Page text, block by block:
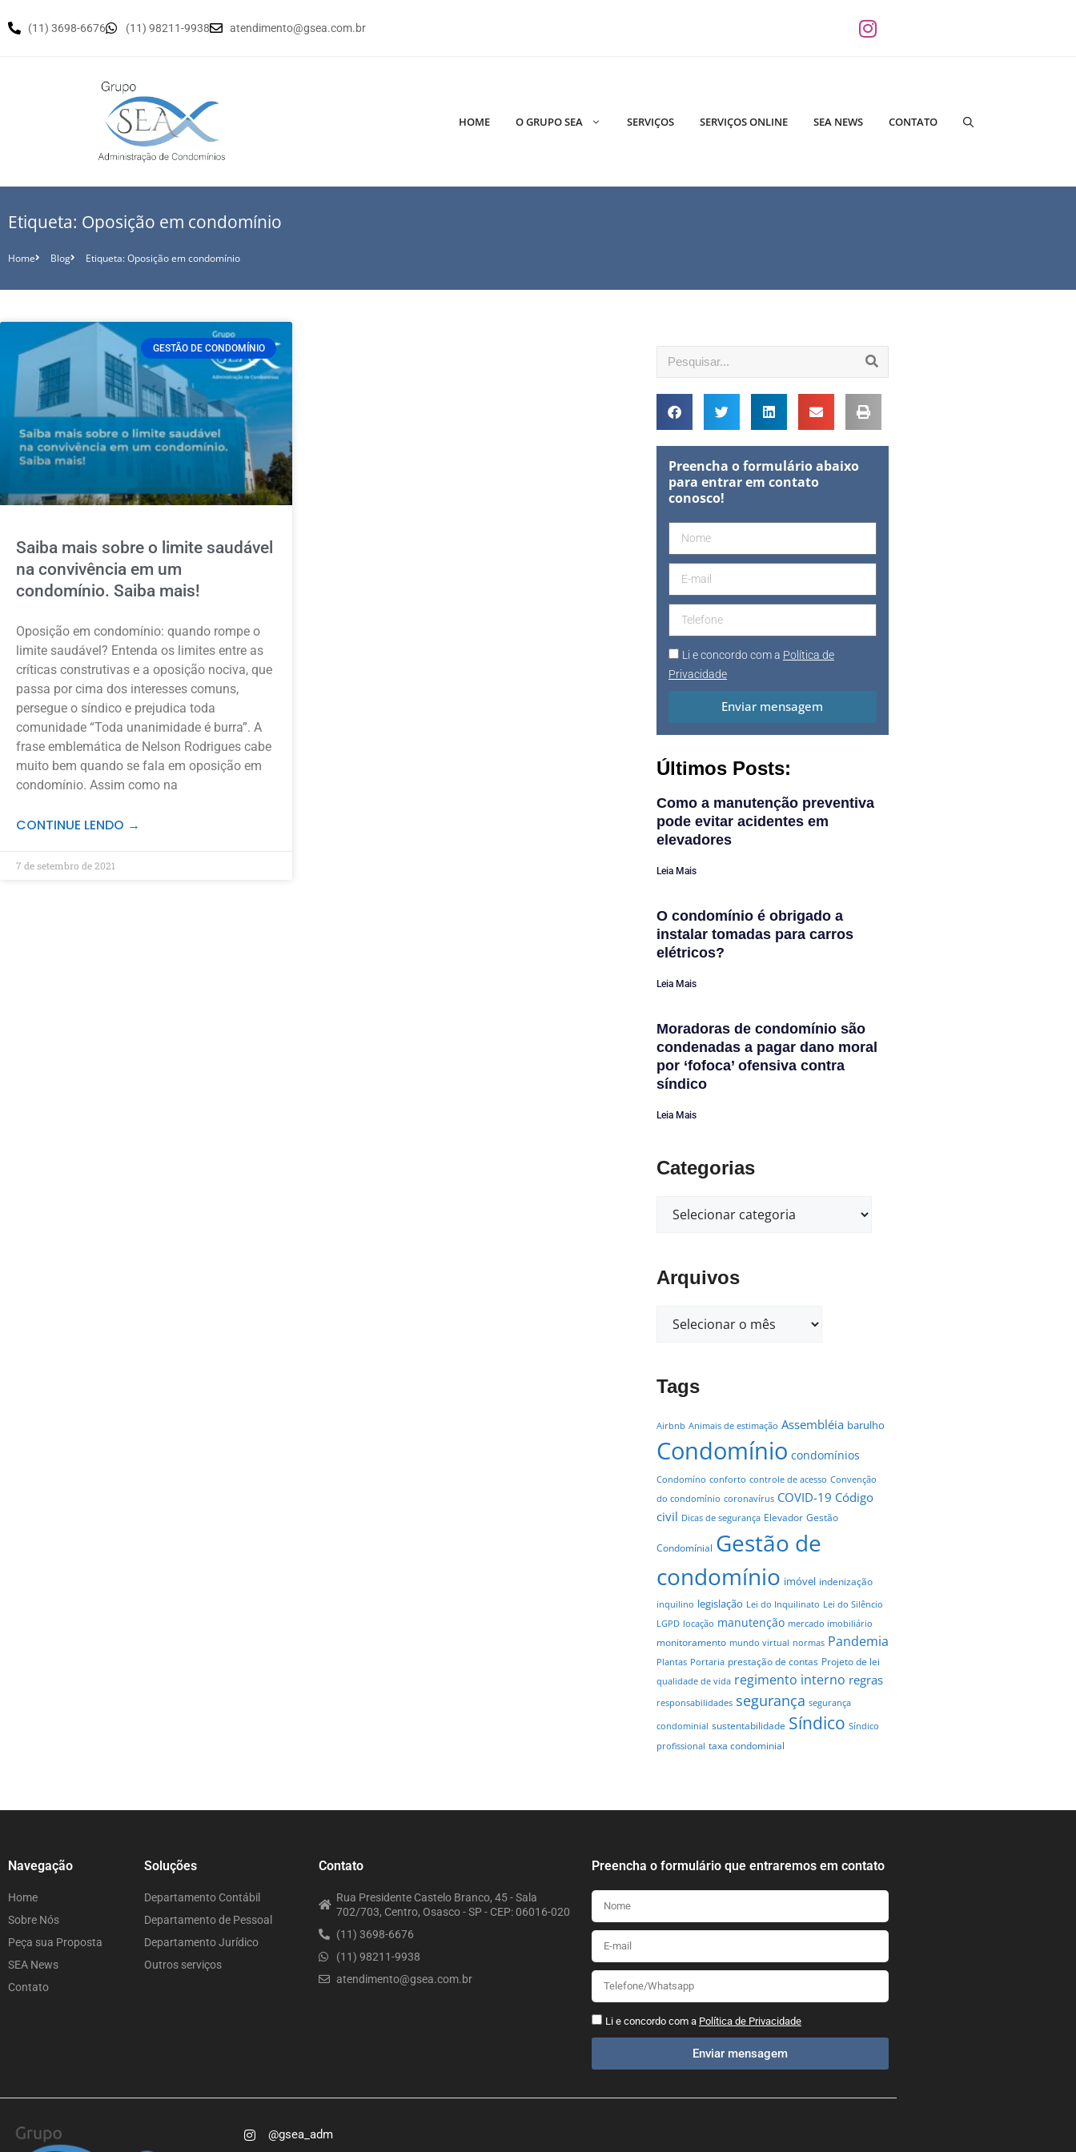
(11) 3698-6676 (11) 98211-9938 atendimento@gsea.com.br
HOME O GRUPO SEA SERVIÇOS SERVIÇOS ONLINE SEA NEWS CONTATO
Etiqueta: Oposição em condomínio
Home Blog Etiqueta: Oposição em condomínio
GESTÃO DE CONDOMÍNIO
Saiba mais sobre o limite saudável
na convivência em um
condomínio. Saiba mais!
Oposição em condomínio: quando rompe o
limite saudável? Entenda os limites entre as
críticas construtivas e a oposição nociva, que
passa por cima dos interesses comuns,
persegue o síndico e prejudica toda
comunidade “Toda unanimidade é burra”. A
frase emblemática de Nelson Rodrigues cabe
muito bem quando se fala em oposição em
condomínio. Assim como na
CONTINUE LENDO →
7 de setembro de 2021
Preencha o formulário abaixo
para entrar em contato
conosco!
Li e concordo com a Política de
Privacidade
Enviar mensagem
Últimos Posts:
Como a manutenção preventiva
pode evitar acidentes em
elevadores
Leia Mais
O condomínio é obrigado a
instalar tomadas para carros
elétricos?
Leia Mais
Moradoras de condomínio são
condenadas a pagar dano moral
por ‘fofoca’ ofensiva contra
síndico
Leia Mais
Categorias
Arquivos
Tags
Airbnb Animais de estimação Assembléia barulho
Condomínio condomínios
Condomíno conforto controle de acesso Convenção
do condomínio coronavírus COVID-19 Código
civil Dicas de segurança Elevador Gestão
Condomínial Gestão de
condomínio imóvel indenização
inquilino legislação Lei do Inquilinato Lei do Silêncio
LGPD locação manutenção mercado imobiliário
monitoramento mundo virtual normas Pandemia
Plantas Portaria prestação de contas Projeto de lei
qualidade de vida regimento interno regras
responsabilidades segurança segurança
condominial sustentabilidade Síndico Síndico
profissional taxa condominial
Navegação
Home
Sobre Nós
Peça sua Proposta
SEA News
Contato
Soluções
Departamento Contábil
Departamento de Pessoal
Departamento Jurídico
Outros serviços
Contato
Rua Presidente Castelo Branco, 45 - Sala
702/703, Centro, Osasco - SP - CEP: 06016-020
(11) 3698-6676
(11) 98211-9938
atendimento@gsea.com.br
Preencha o formulário que entraremos em contato
Li e concordo com a Política de Privacidade
Enviar mensagem
@gsea_adm